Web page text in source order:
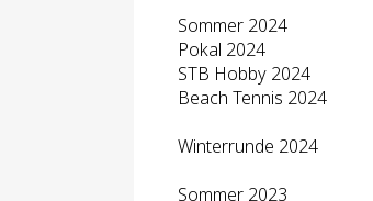
Sommer 2024
Pokal 2024
STB Hobby 2024
Beach Tennis 2024
Winterrunde 2024
Sommer 2023